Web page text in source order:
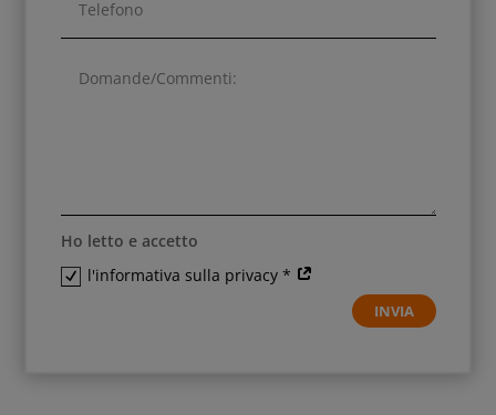
Ho letto e accetto
l'informativa sulla privacy *
INVIA